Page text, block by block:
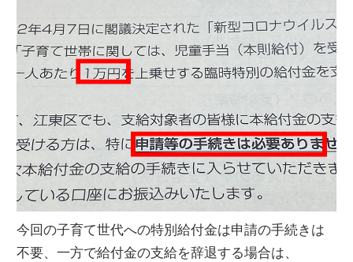
今回の子育て世代への特別給付金は申請の手続きは
不要、一方で給付金の支給を辞退する場合は、